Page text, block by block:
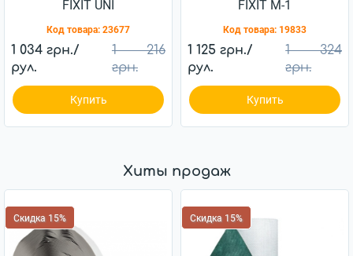
FIXIT UNI
Код товара: 23677
1 034 грн./
рул.
1 216
грн.
Купить
FIXIT М-1
Код товара: 19833
1 125 грн./
рул.
1 324
грн.
Купить
Хиты продаж
Скидка 15% Скидка 15%